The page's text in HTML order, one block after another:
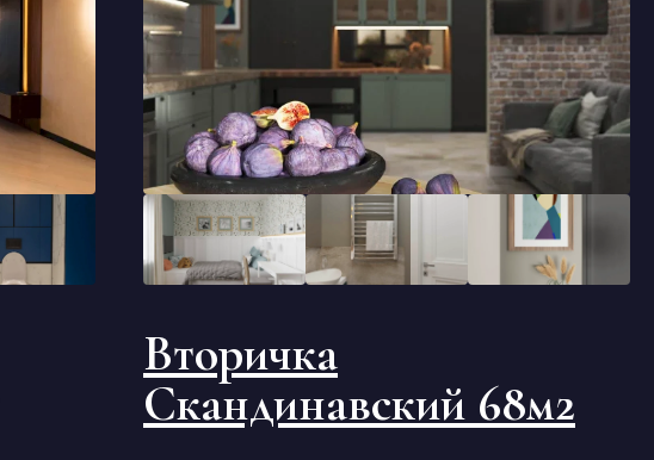
Вторичка
Скандинавский 68м2